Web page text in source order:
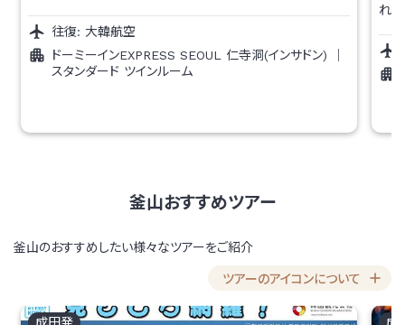
往復: 大韓航空
ドーミーインEXPRESS SEOUL 仁寺洞(インサドン)
スタンダード ツインルーム
れま
釜山おすすめツアー
釜山のおすすめしたい様々なツアーをご紹介
ツアーのアイコンについて